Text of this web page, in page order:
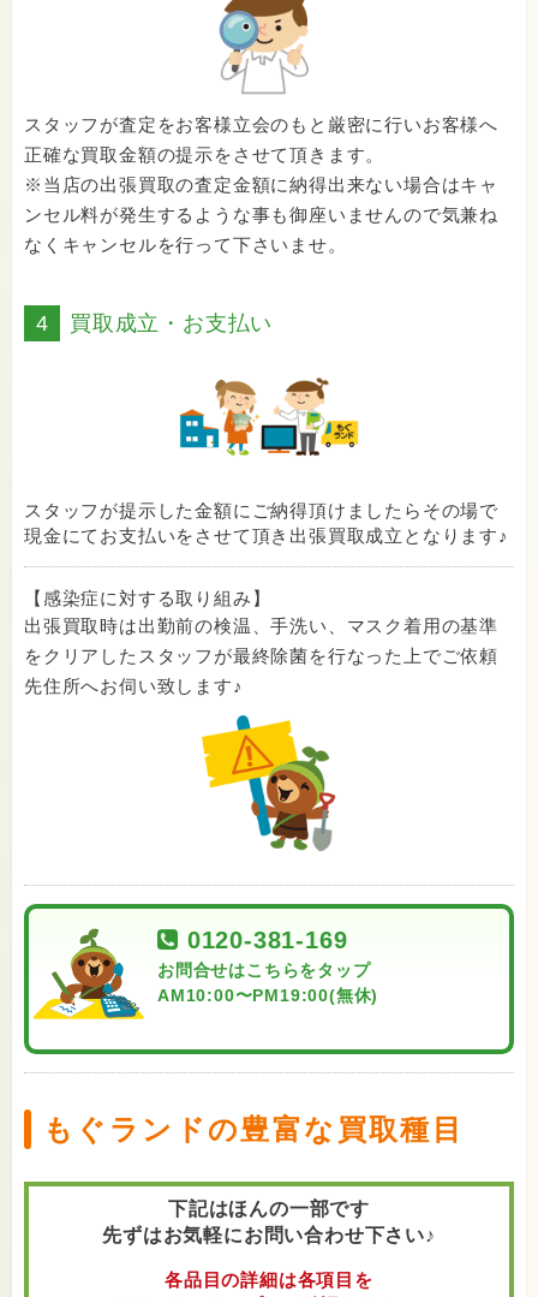
スタッフが査定をお客様立会のもと厳密に行いお客様へ
正確な買取金額の提示をさせて頂きます。
※当店の出張買取の査定金額に納得出来ない場合はキャ
ンセル料が発生するような事も御座いませんので気兼ね
なくキャンセルを行って下さいませ。
4 買取成立・お支払い
スタッフが提示した金額にご納得頂けましたらその場で
現金にてお支払いをさせて頂き出張買取成立となります♪
【感染症に対する取り組み】
出張買取時は出勤前の検温、手洗い、マスク着用の基準
をクリアしたスタッフが最終除菌を行なった上でご依頼
先住所へお伺い致します♪
0120-381-169
お問合せはこちらをタップ
AM10:00〜PM19:00(無休)
もぐランドの豊富な買取種目
下記はほんの一部です
先ずはお気軽にお問い合わせ下さい♪
各品目の詳細は各項目を